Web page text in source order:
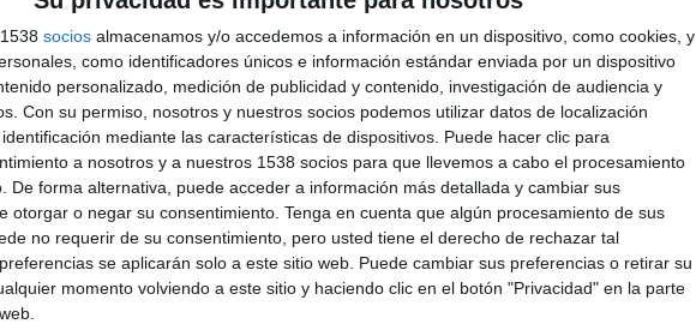
socios almacenamos y/o accedemos a información en un dispositivo, como cookies, y
como identificadores únicos e información estándar enviada por un dispositivo
personalizado, medición de publicidad y contenido, investigación de audiencia y
Con su permiso, nosotros y nuestros socios podemos utilizar datos de localización
mediante las características de dispositivos. Puede hacer clic para
a nosotros y a nuestros 1538 socios para que llevemos a cabo el procesamiento
De forma alternativa, puede acceder a información más detallada y cambiar sus
otorgar o negar su consentimiento. Tenga en cuenta que algún procesamiento de sus
no requerir de su consentimiento, pero usted tiene el derecho de rechazar tal
se aplicarán solo a este sitio web. Puede cambiar sus preferencias o retirar su
momento volviendo a este sitio y haciendo clic en el botón "Privacidad" en la parte
MARY EN TELEVISIÓN EN ESPAÑA
los datos estadísticos de cuándo y dónde se televisan los partidos deFútboldel
, podemos dar los siguientes datos:
ÚLTIMO PARTIDO EN ABIERTO